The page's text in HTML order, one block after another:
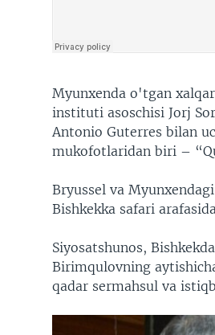
Myunxenda o'tgan
instituti asoschisi Jorj
Antonio Guterres bilan
mukofotlaridan biri –
Bryussel va
Bishkekka safari
Siyosatshunos,
Birimqulovning
qadar sermahsul va